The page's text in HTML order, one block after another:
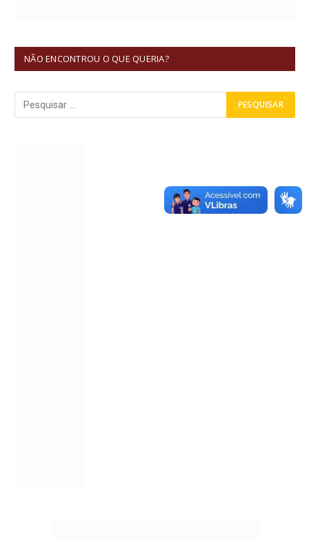
NÃO ENCONTROU O QUE QUERIA?